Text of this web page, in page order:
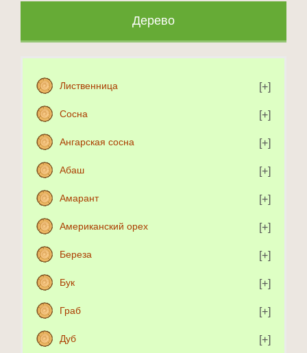
Дерево
Лиственница
Сосна
Ангарская сосна
Абаш
Амарант
Американский орех
Береза
Бук
Граб
Дуб